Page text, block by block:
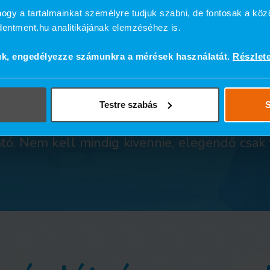
a tartalmainkat személyre tudjuk szabni, de fontosak a
analitikájának elemzéséhez is.
engedélyezze számunkra a mérések használatát.
Testre szabás
el a fix,
a felső fogívrenégy
kapcsolódik az elkészített fix, rögzített
maradjon, a tisztítás mégis
Nem kell mindig kivennie, elegendő csak